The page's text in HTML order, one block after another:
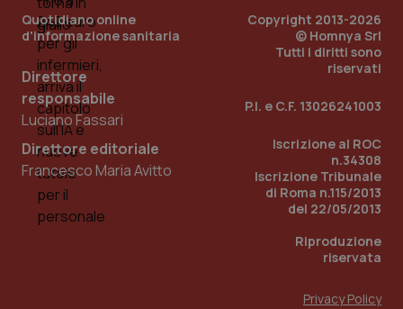
Quotidiano online
d'informazione sanitaria
Direttore
responsabile
Luciano Fassari
Direttore editoriale
Francesco Maria Avitto
Copyright 2013-2026
© Homnya Srl
Tutti i diritti sono
riservati
P.I. e C.F. 13026241003
Iscrizione al ROC
n.34308
Iscrizione Tribunale
di Roma n.115/2013
del 22/05/2013
Riproduzione
riservata
Privacy Policy
.quotidianosanita.it 1